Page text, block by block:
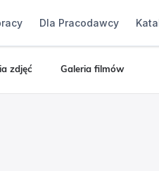
Dla Pracodawcy
zdjęć Galeria filmów